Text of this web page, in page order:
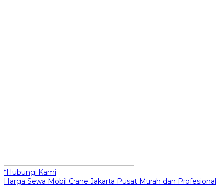
*Hubungi Kami
Harga Sewa Mobil Crane Jakarta Pusat Murah dan Profesional